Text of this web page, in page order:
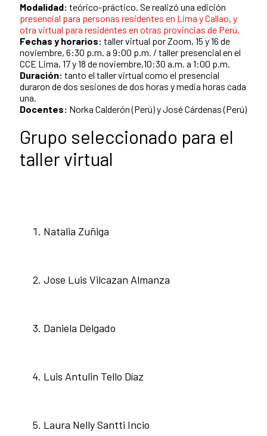
Modalidad: teórico-práctico. Se realizó una edición
presencial para personas residentes en Lima y Callao, y
otra virtual para residentes en otras provincias de Perú.
Fechas y horarios: taller virtual por Zoom, 15 y 16 de
noviembre, 6:30 p.m. a 9:00 p.m. / taller presencial en el
CCE Lima, 17 y 18 de noviembre,10:30 a.m. a 1:00 p.m.
Duración: tanto el taller virtual como el presencial
duraron de dos sesiones de dos horas y media horas cada
una.
Docentes: Norka Calderón (Perú) y José Cárdenas (Perú)
Grupo seleccionado para el
taller virtual
Natalia Zuñiga
Jose Luis Vilcazan Almanza
Daniela Delgado
Luis Antulin Tello Díaz
Laura Nelly Santti Incio